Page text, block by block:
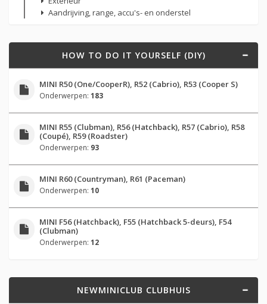
Aandrijving, range, accu's- en onderstel
HOW TO DO IT YOURSELF (DIY)
MINI R50 (One/CooperR), R52 (Cabrio), R53 (Cooper S)
Onderwerpen: 183
MINI R55 (Clubman), R56 (Hatchback), R57 (Cabrio), R58
(Coupé), R59 (Roadster)
Onderwerpen: 93
MINI R60 (Countryman), R61 (Paceman)
Onderwerpen: 10
MINI F56 (Hatchback), F55 (Hatchback 5-deurs), F54
(Clubman)
Onderwerpen: 12
NEWMINICLUB CLUBHUIS